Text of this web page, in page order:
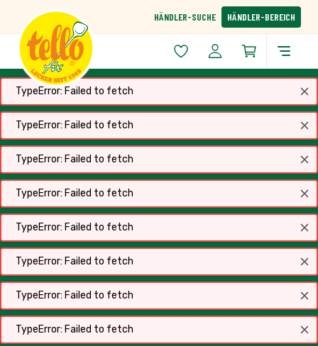
HÄNDLER-SUCHE HÄNDLER-BEREICH
TypeError: Failed to fetch
TypeError: Failed to fetch
TypeError: Failed to fetch
tellofix – SO LEICHT GEHT LECKER